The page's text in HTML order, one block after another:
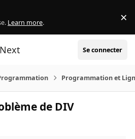
Learn more. ×
Next Se connecter
Programmation et
de DIV